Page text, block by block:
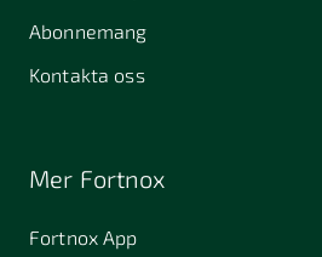
Abonnemang
Kontakta oss
Mer Fortnox
Fortnox App